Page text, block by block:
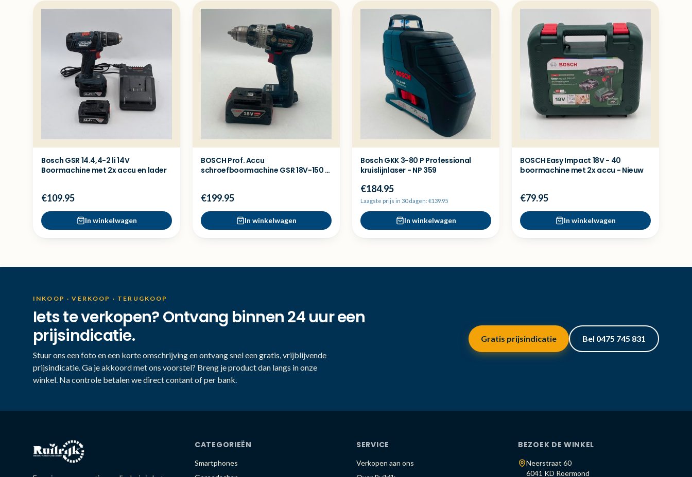
Bosch GSR 14.4,4-2 li 14V
Boormachine met 2x accu en lader
€109.95
In winkelwagen
BOSCH Prof. Accu
schroefboormachine GSR 18V-150 C
€199.95
In winkelwagen
Bosch GKK 3-80 P Professional
kruislijnlaser - NP 359
€184.95
Laagste prijs in 30 dagen: €139.95
In winkelwagen
BOSCH Easy Impact 18V - 40
boormachine met 2x accu - Nieuw
€79.95
In winkelwagen
INKOOP · VERKOOP · TERUGKOOP
Iets te verkopen? Ontvang binnen 24 uur een
prijsindicatie.
Stuur ons een foto en een korte omschrijving en ontvang snel een gratis, vrijblijvende
prijsindicatie. Ga je akkoord met ons voorstel? Breng je product dan langs in onze
winkel. Na controle betalen we direct contant of per bank.
Gratis prijsindicatie Bel 0475 745 831
CATEGORIEËN
Smartphones
SERVICE
Verkopen aan ons
BEZOEK DE WINKEL
Neerstraat 60
6041 KD Roermond